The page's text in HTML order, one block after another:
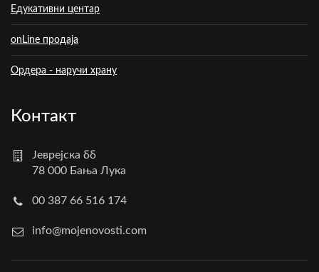
Едукативни центар
onLine продаја
Ордера - наручи храну
Контакт
Јеврејска бб
78 000 Бања Лука
00 387 66 516 174
info@mojenovosti.com